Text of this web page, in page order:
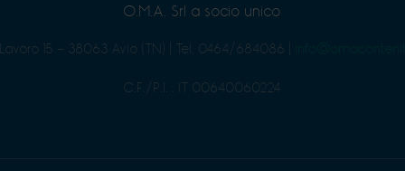
O.M.A. Srl a socio unico
15 - 38063 Avio (TN) Tel. 0464/684086
C.F./P.I. : IT 00640060224